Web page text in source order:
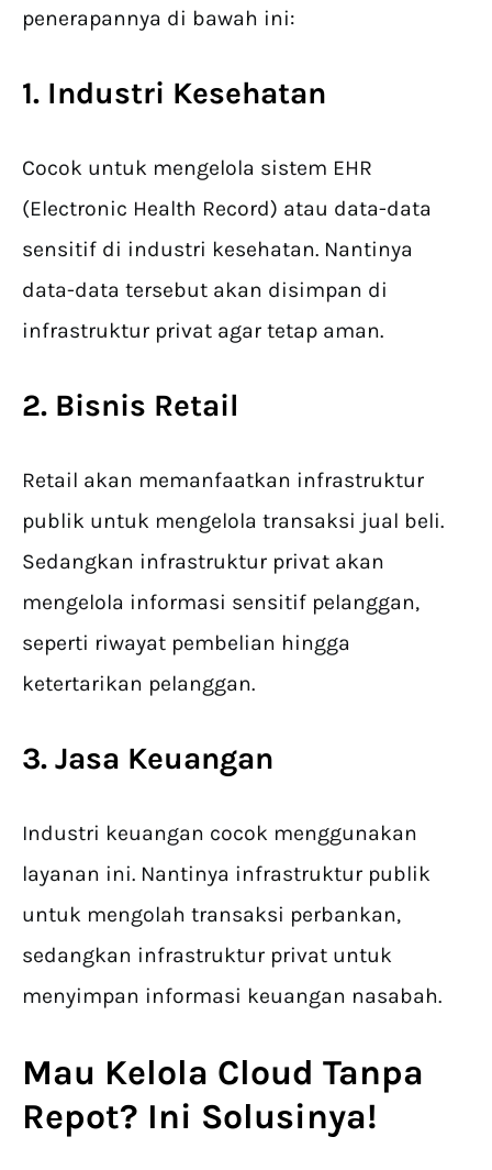
penerapannya di bawah ini:
1. Industri Kesehatan
Cocok untuk mengelola sistem EHR
(Electronic Health Record) atau data-data
sensitif di industri kesehatan. Nantinya
data-data tersebut akan disimpan di
infrastruktur privat agar tetap aman.
2. Bisnis Retail
Retail akan memanfaatkan infrastruktur
publik untuk mengelola transaksi jual beli.
Sedangkan infrastruktur privat akan
mengelola informasi sensitif pelanggan,
seperti riwayat pembelian hingga
ketertarikan pelanggan.
3. Jasa Keuangan
Industri keuangan cocok menggunakan
layanan ini. Nantinya infrastruktur publik
untuk mengolah transaksi perbankan,
sedangkan infrastruktur privat untuk
menyimpan informasi keuangan nasabah.
Mau Kelola Cloud Tanpa
Repot? Ini Solusinya!